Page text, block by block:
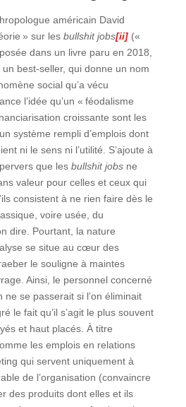
américain David
» sur les bullshit jobs[ii](«
dans un livre paru en 2018,
best-seller, qui donne un nom
social qu’a vécu
l’idée qu’un « féodalisme
croissante sont les
système rempli d’emplois dont
ni le sens ni l’utilité. S’ajoute à
que les bullshit jobsne
valeur pour celles et ceux qui
consistent à ne rien faire dès le
voire usée, du
dire. Pourtant, la nature
se situe au cœur des
le souligne à maintes
Ainsi, le personnel concerné
se passerait si l’on éliminait
le fait qu’il s’agit le plus souvent
et haut placés. À titre
les emplois en relations
qui servent uniquement à
de l’organisation (convaincre
des produits dont elles et ils